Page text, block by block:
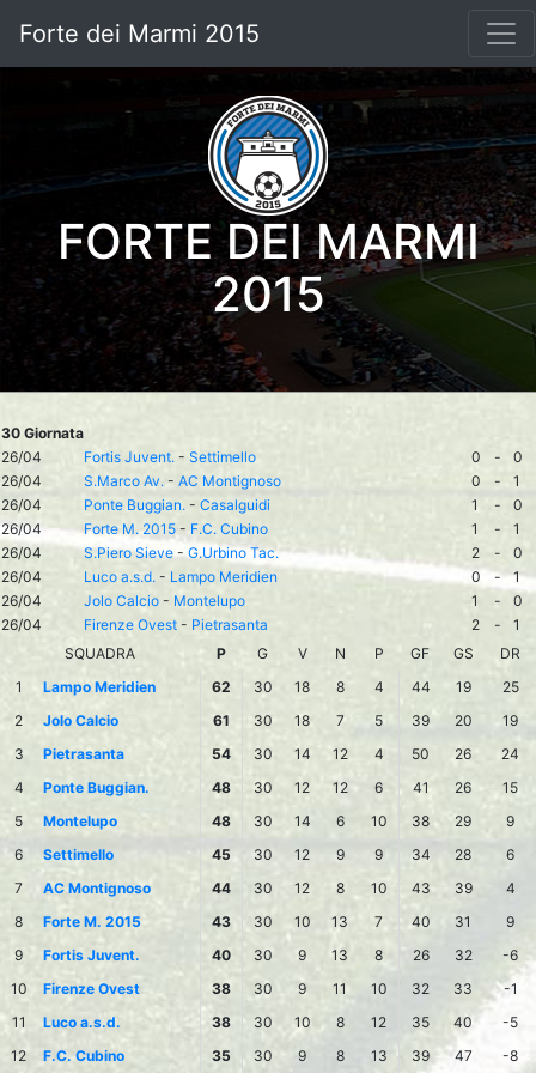
Forte dei Marmi 2015
FORTE DEI MARMI
2015
30 Giornata
26/04
Fortis Juvent. - Settimello 0 -
0
26/04
S.Marco Av. - AC Montignoso 0 -
1
26/04
Ponte Buggian. - Casalguidi 1 -
0
26/04
Forte M. 2015 - F.C. Cubino 1 -
1
26/04
S.Piero Sieve -G.Urbino Tac. 2 -
0
26/04
Luco a.s.d. - Lampo Meridien 0 -
1
26/04
Jolo Calcio - Montelupo 1 -
0
26/04
Firenze Ovest - Pietrasanta 2 -
1
SQUADRA
P G V N P GF GS
DR
1
Lampo Meridien 62 30 18 8 4 44 19
25
2
Jolo Calcio 61 30 18 7 5 39 20
19
3
Pietrasanta 54 30 14 12 4 50 26
24
4
Ponte Buggian. 48 30 12 12 6 41 26
15
5
Montelupo 48 30 14 6 10 38 29
9
6
Settimello 45 30 12 9 9 34 28
6
7
AC Montignoso 44 30 12 8 10 43 39
4
8
Forte M. 2015 43 30 10 13 7 40 31
9
9
Fortis Juvent. 40 30 9 13 8 26 32
-6
10
Firenze Ovest 38 30 9 11 10 32 33
-1
11
Luco a.s.d. 38 30 10 8 12 35 40
-5
12
F.C. Cubino 35 30 9 8 13 39 47 -8